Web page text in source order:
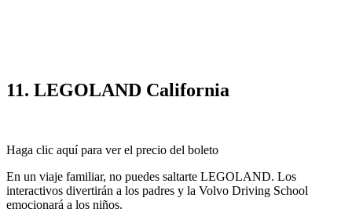
11. LEGOLAND California
Haga clic aquí para ver el precio del boleto
En un viaje familiar, no puedes saltarte LEGOLAND. Los
interactivos divertirán a los padres y la Volvo Driving School
emocionará a los niños.